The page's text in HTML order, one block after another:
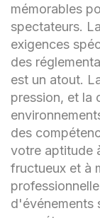
mémorables
spectateurs.
exigences
des
est un atout.
pression, et la
des
votre aptitude
fructueux et à
d'événements